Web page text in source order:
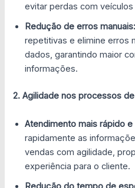
evitar perdas com
Redução de erros manuais:
repetitivas e elimine erros
dados, garantindo maior
informações.
2. Agilidade nos processos
Atendimento mais rápido
rapidamente as
vendas com agilidade,
experiência para o cliente.